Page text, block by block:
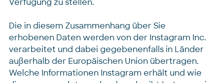
Verfügung zu stellen.
Die in diesem Zusammenhang über Sie
erhobenen Daten werden von der Instagram Inc.
verarbeitet und dabei gegebenenfalls in Länder
außerhalb der Europäischen Union übertragen.
Welche Informationen Instagram erhält und wie